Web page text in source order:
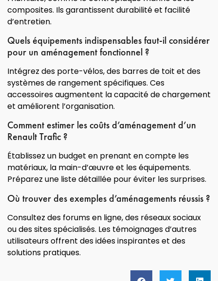
composites. Ils garantissent durabilité et facilité
d’entretien.
Quels équipements indispensables faut-il considérer
pour un aménagement fonctionnel ?
Intégrez des porte-vélos, des barres de toit et des
systèmes de rangement spécifiques. Ces
accessoires augmentent la capacité de chargement
et améliorent l’organisation.
Comment estimer les coûts d’aménagement d’un
Renault Trafic ?
Établissez un budget en prenant en compte les
matériaux, la main-d’œuvre et les équipements.
Préparez une liste détaillée pour éviter les surprises.
Où trouver des exemples d’aménagements réussis ?
Consultez des forums en ligne, des réseaux sociaux
ou des sites spécialisés. Les témoignages d’autres
utilisateurs offrent des idées inspirantes et des
solutions pratiques.